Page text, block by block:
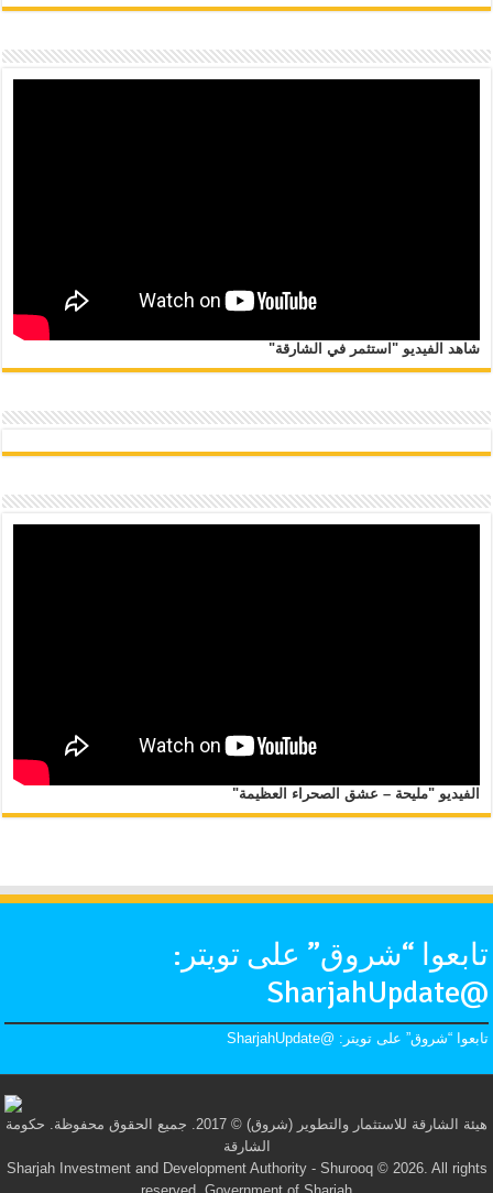
شاهد الفيديو "استثمر في الشارقة"
الفيديو "مليحة – عشق الصحراء العظيمة"
تابعوا “شروق” على تويتر:
@SharjahUpdate
تابعوا “شروق” على تويتر: @SharjahUpdate
هيئة الشارقة للاستثمار والتطوير (شروق) © 2017. جميع الحقوق محفوظة. حكومة
الشارقة
Sharjah Investment and Development Authority - Shurooq © 2026. All rights